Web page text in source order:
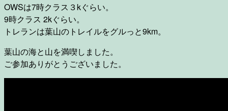
OWSは7時クラス３kぐらい。
9時クラス 2kぐらい。
トレランは葉山のトレイルをグルっと9km。
葉山の海と山を満喫しました。
ご参加ありがとうございました。